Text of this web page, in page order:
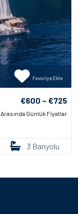
Favoriye Ekle
€600 ~ €725
Arasında Günlük Fiyatlar
3 Banyolu